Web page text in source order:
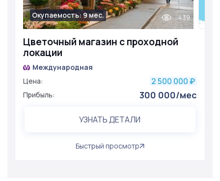
Цветочный магазин с проходной
локации
Окупаемость: 9 мес. 439
Международная
Цена:
2 500 000 ₽
Прибыль: 300 000/мес
УЗНАТЬ ДЕТАЛИ
Быстрый просмотр